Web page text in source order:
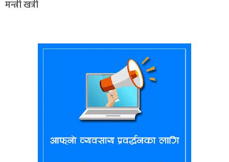
मन्त्री खत्री